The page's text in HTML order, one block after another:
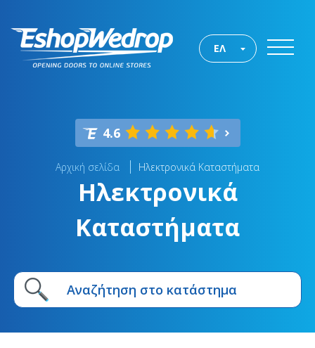
ΕΛ
4.6
Αρχική σελίδα Ηλεκτρονικά Καταστήματα
Ηλεκτρονικά
Καταστήματα